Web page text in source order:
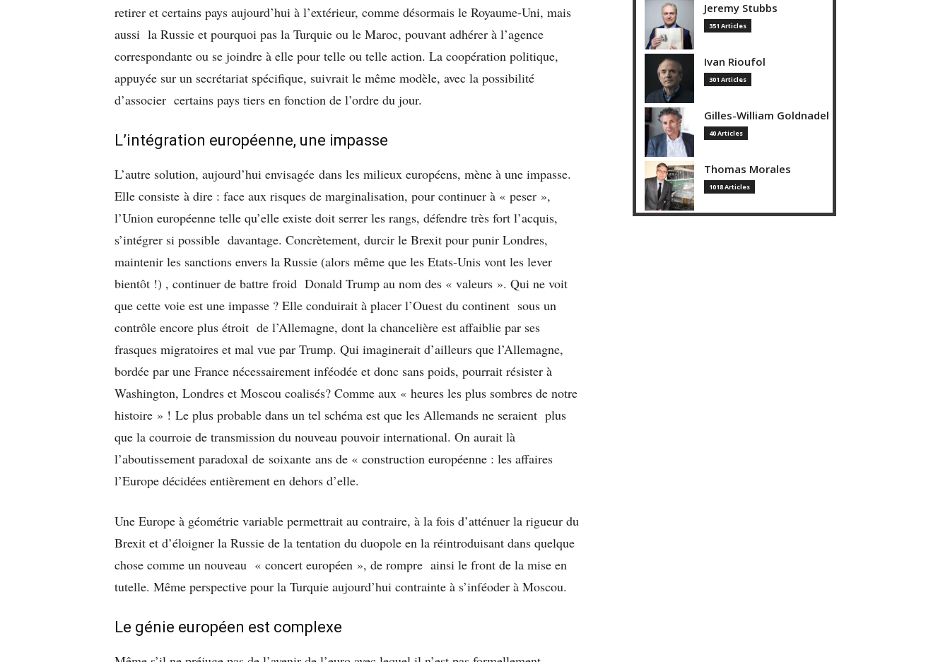
retirer et certains pays aujourd’hui à l’extérieur, comme désormais le Royaume-Uni, mais
aussi la Russie et pourquoi pas la Turquie ou le Maroc, pouvant adhérer à l’agence
correspondante ou se joindre à elle pour telle ou telle action. La coopération politique,
appuyée sur un secrétariat spécifique, suivrait le même modèle, avec la possibilité
d’associer certains pays tiers en fonction de l’ordre du jour.
L’intégration européenne, une impasse
L’autre solution, aujourd’hui envisagée dans les milieux européens, mène à une impasse.
Elle consiste à dire : face aux risques de marginalisation, pour continuer à « peser »,
l’Union européenne telle qu’elle existe doit serrer les rangs, défendre très fort l’acquis,
s’intégrer si possible davantage. Concrètement, durcir le Brexit pour punir Londres,
maintenir les sanctions envers la Russie (alors même que les Etats-Unis vont les lever
bientôt !) , continuer de battre froid Donald Trump au nom des « valeurs ». Qui ne voit
que cette voie est une impasse ? Elle conduirait à placer l’Ouest du continent sous un
contrôle encore plus étroit de l’Allemagne, dont la chancelière est affaiblie par ses
frasques migratoires et mal vue par Trump. Qui imaginerait d’ailleurs que l’Allemagne,
bordée par une France nécessairement inféodée et donc sans poids, pourrait résister à
Washington, Londres et Moscou coalisés? Comme aux « heures les plus sombres de notre
histoire » ! Le plus probable dans un tel schéma est que les Allemands ne seraient plus
que la courroie de transmission du nouveau pouvoir international. On aurait là
l’aboutissement paradoxal de soixante ans de « construction européenne : les affaires
l’Europe décidées entièrement en dehors d’elle.
Une Europe à géométrie variable permettrait au contraire, à la fois d’atténuer la rigueur du
Brexit et d’éloigner la Russie de la tentation du duopole en la réintroduisant dans quelque
chose comme un nouveau « concert européen », de rompre ainsi le front de la mise en
tutelle. Même perspective pour la Turquie aujourd’hui contrainte à s’inféoder à Moscou.
Le génie européen est complexe
Jeremy Stubbs
351 Articles
Ivan Rioufol
301 Articles
Gilles-William Goldnadel
40 Articles
Thomas Morales
1018 Articles